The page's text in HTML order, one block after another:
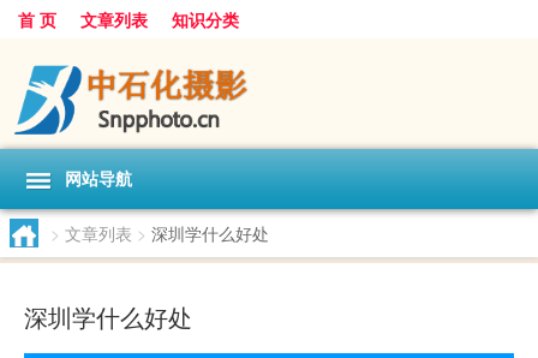
首 页 文章列表 知识分类
网站导航
> 文章列表 > 深圳学什么好处
深圳学什么好处